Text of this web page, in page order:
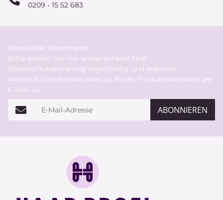
0209 - 15 52 683
Newsletter Abonnieren
Bitte senden Sie mir entsprechend Ihrer
Datenschutzerklärung regelmäßig und jederzeit
widerruflich Informationen zu Ihrem Produktsortiment per
E-Mail zu.
E-Mail-Adresse ABONNIEREN